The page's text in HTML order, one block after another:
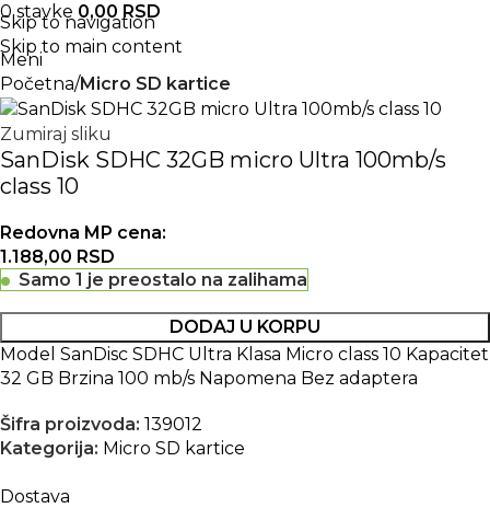
Skip to navigation
Skip to main content
0stavke 0,00 RSD
Meni
Početna Micro SD kartice
Zumiraj sliku
SanDisk SDHC 32GB micro Ultra 100mb/s
class 10
Redovna MP cena:
1.188,00 RSD
Samo 1 je preostalo na zalihama
DODAJ U KORPU
Model SanDisc SDHC Ultra Klasa Micro class 10 Kapacitet
32 GB Brzina 100 mb/s Napomena Bez adaptera
Šifra proizvoda: 139012
Kategorija: Micro SD kartice
Dostava